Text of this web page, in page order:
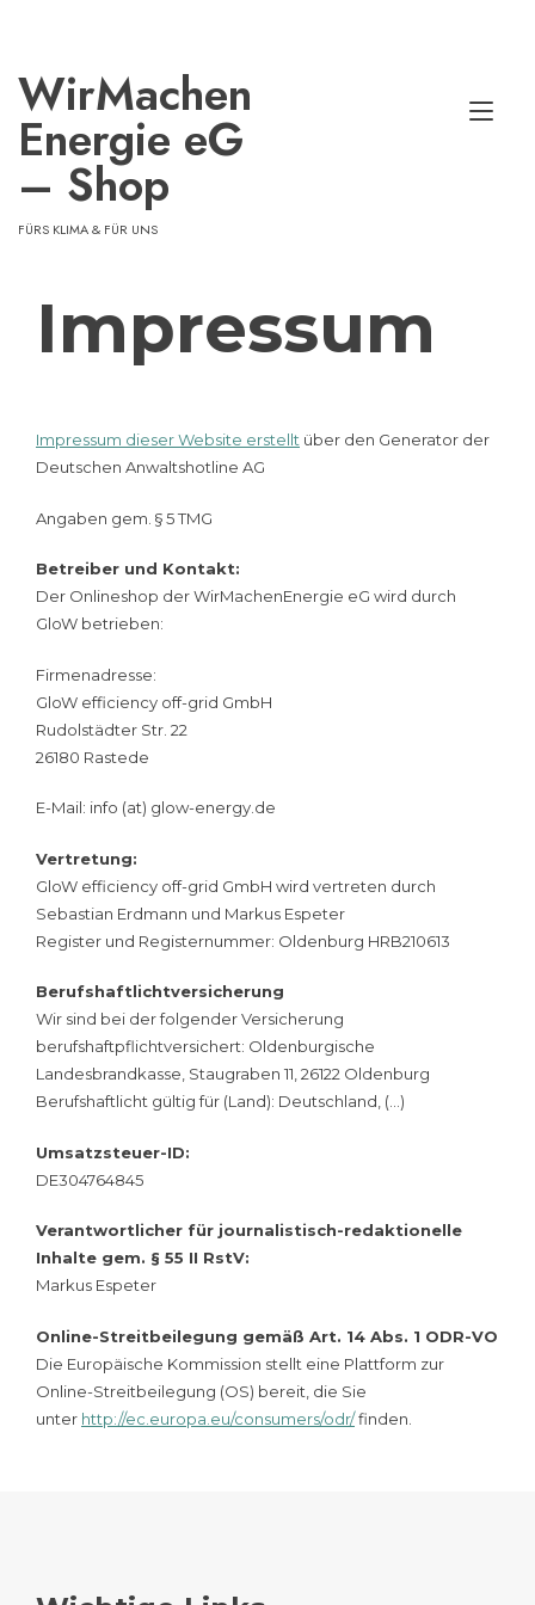
WirMachen​
Energie eG
– Shop
FÜRS KLIMA & FÜR UNS
Impressum
Impressum dieser Website erstellt über den Generator der
Deutschen Anwaltshotline AG
Angaben gem. § 5 TMG
Betreiber und Kontakt:
Der Onlineshop der WirMachenEnergie eG wird durch
GloW betrieben:
Firmenadresse:
GloW efficiency off-grid GmbH
Rudolstädter Str. 22
26180 Rastede
E-Mail: info (at) glow-energy.de
Vertretung:
GloW efficiency off-grid GmbH wird vertreten durch
Sebastian Erdmann und Markus Espeter
Register und Registernummer: Oldenburg HRB210613
Berufshaftlichtversicherung
Wir sind bei der folgender Versicherung
berufshaftpflichtversichert: Oldenburgische
Landesbrandkasse, Staugraben 11, 26122 Oldenburg
Berufshaftlicht gültig für (Land): Deutschland, (…)
Umsatzsteuer-ID:
DE304764845
Verantwortlicher für journalistisch-redaktionelle
Inhalte gem. § 55 II RstV:
Markus Espeter
Online-Streitbeilegung gemäß Art. 14 Abs. 1 ODR-VO
Die Europäische Kommission stellt eine Plattform zur
Online-Streitbeilegung (OS) bereit, die Sie
unter http://ec.europa.eu/consumers/odr/finden.